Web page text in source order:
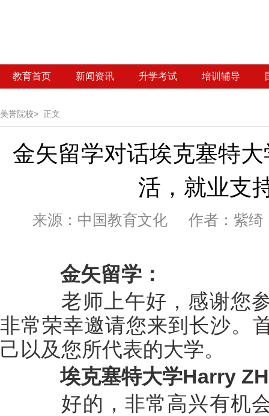
教育首页 新闻资讯 升学考试 培训辅导
美誉院校> 正文
金矢留学对话埃克塞特
活，就业支
来源： 中国教育文化 作者：紫
金矢留学：
老师上午好，感谢您参
非常荣幸邀请您来到长沙。
己以及您所代表的大学。
埃克塞特大学Harry
好的，非常高兴有机会